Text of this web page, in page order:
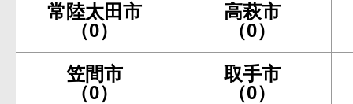
常陸太田市
（0）
高萩市
（0）
笠間市
（0）
取手市
（0）